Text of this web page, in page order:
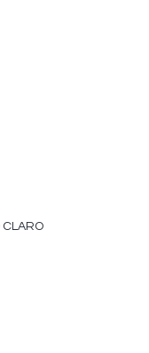
CLARO